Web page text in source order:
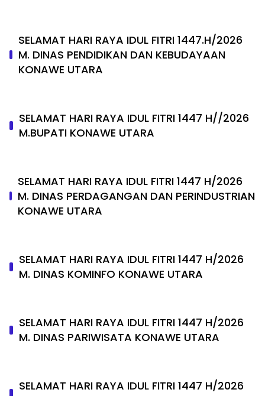
SELAMAT HARI RAYA IDUL FITRI 1447.H/2026
M. DINAS PENDIDIKAN DAN KEBUDAYAAN
KONAWE UTARA
SELAMAT HARI RAYA IDUL FITRI 1447 H//2026
M.BUPATI KONAWE UTARA
SELAMAT HARI RAYA IDUL FITRI 1447 H/2026
M. DINAS PERDAGANGAN DAN PERINDUSTRIAN
KONAWE UTARA
SELAMAT HARI RAYA IDUL FITRI 1447 H/2026
M. DINAS KOMINFO KONAWE UTARA
SELAMAT HARI RAYA IDUL FITRI 1447 H/2026
M. DINAS PARIWISATA KONAWE UTARA
SELAMAT HARI RAYA IDUL FITRI 1447 H/2026